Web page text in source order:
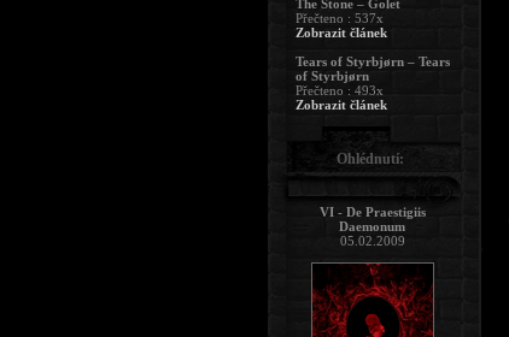
The Stone – Golet
Přečteno : 537x
Zobrazit článek
Tears of Styrbjørn – Tears
of Styrbjørn
Přečteno : 493x
Zobrazit článek
Ohlédnutí:
VI - De Praestigiis
Daemonum
05.02.2009